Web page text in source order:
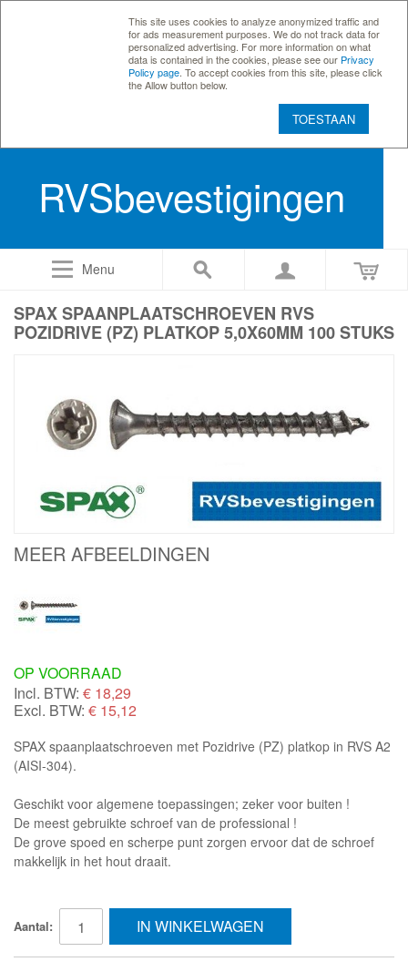
This site uses cookies to analyze anonymized traffic and
for ads measurement purposes. We do not track data for
personalized advertising. For more information on what
data is contained in the cookies, please see our Privacy
Policy page . To accept cookies from this site, please click
the Allow button below.
TOESTAAN
RVSbevestigingen
Menu
SPAX SPAANPLAATSCHROEVEN RVS
POZIDRIVE (PZ) PLATKOP 5,0X60MM 100 STUKS
MEER AFBEELDINGEN
OP VOORRAAD
Incl. BTW: € 18,29
Excl. BTW: € 15,12
SPAX spaanplaatschroeven met Pozidrive (PZ) platkop in RVS A2
(AISI-304).
Geschikt voor algemene toepassingen; zeker voor buiten !
De meest gebruikte schroef van de professional !
De grove spoed en scherpe punt zorgen ervoor dat de schroef
makkelijk in het hout draait.
Aantal: IN WINKELWAGEN